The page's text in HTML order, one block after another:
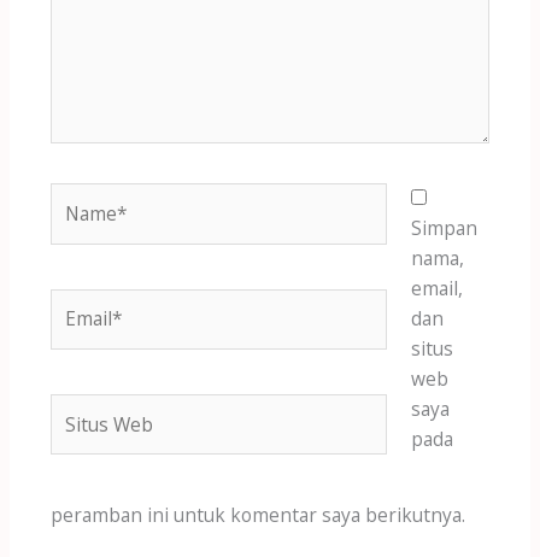
Web
Simpan
nama,
email,
dan
situs
web
saya
pada
peramban ini untuk komentar saya berikutnya.